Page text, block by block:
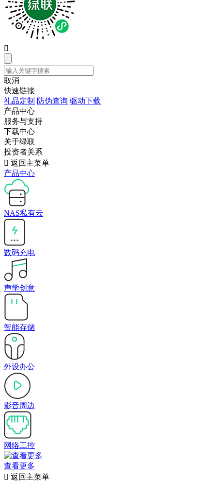

取消
快速链接
礼品定制 防伪查询 驱动下载
产品中心
服务与支持
下载中心
关于绿联
投资者关系
 返回主菜单
产品中心
NAS私有云
数码充电
声学创意
智能存储
外设办公
影音周边
网络工控
查看更多
 返回主菜单